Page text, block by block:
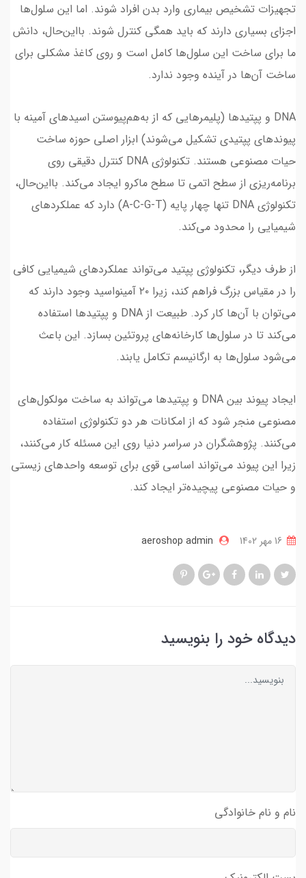
تجهیزات تشخیص بیماری وارد بدن افراد شوند. اما این سلول‌ها
اجزای بسیاری دارند که باید همگی کنترل شوند. بااین‌حال، دانش
ما برای ساخت این سلول‌ها کامل است و روی کاغذ مشکلی برای
ساخت آن‌ها در آینده وجود ندارد.
DNA و پپتیدها (پلیمرهایی که از به‌هم‌پیوستن اسیدهای آمینه با
پیوندهای پپتیدی تشکیل می‌شوند) ابزار اصلی حوزه ساخت
حیات مصنوعی هستند. تکنولوژی DNA کنترل دقیقی روی
برنامه‌ریزی از سطح اتمی تا سطح ماکرو ایجاد می‌کند. بااین‌حال،
تکنولوژی DNA تنها چهار پایه (A-C-G-T) دارد که عملکردهای
شیمیایی را محدود می‌کند.
از طرف دیگر، تکنولوژی پپتید می‌تواند عملکردهای شیمیایی کافی
را در مقیاس بزرگ فراهم کند، زیرا ۲۰ آمینواسید وجود دارند که
می‌توان با آن‌ها کار کرد. طبیعت از DNA و پپتیدها استفاده
می‌کند تا در سلول‌ها کارخانه‌های پروتئین بسازد. این باعث
می‌شود سلول‌ها به ارگانیسم تکامل یابند.
ایجاد پیوند بین DNA و پپتیدها می‌تواند به ساخت مولکول‌های
مصنوعی منجر شود که از امکانات هر دو تکنولوژی استفاده
می‌کنند. پژوهشگران در سراسر دنیا روی این مسئله کار می‌کنند،
زیرا این پیوند می‌تواند اساسی قوی برای توسعه واحدهای زیستی
و حیات مصنوعی پیچیده‌تر ایجاد کند.
aeroshop admin
دیدگاه خود را بنویسید
نام و نام خانوادگی